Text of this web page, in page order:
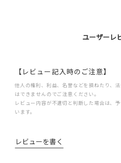
ユーザーレ
【レビュー記入時のご注意】
他人の権利、利益、名誉などを損ねたり、
はできませんのでご注意ください。
レビュー内容が不適切と判断した場合は、
います。
レビューを書く